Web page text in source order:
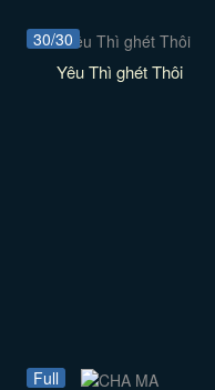
30/30
Yêu Thì ghét Thôi
Full